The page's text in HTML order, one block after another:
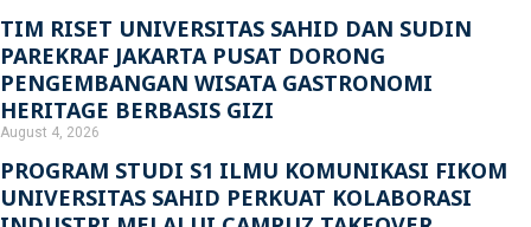
TIM RISET UNIVERSITAS SAHID DAN SUDIN
PAREKRAF JAKARTA PUSAT DORONG
PENGEMBANGAN WISATA GASTRONOMI
HERITAGE BERBASIS GIZI
August 4, 2026
PROGRAM STUDI S1 ILMU KOMUNIKASI FIKOM
UNIVERSITAS SAHID PERKUAT KOLABORASI